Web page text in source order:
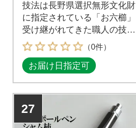
技法は長野県選択無形文化財
に指定されている「お六櫛」
受け継がれてきた職人の技を
感じられます。
（0件）
お届け日指定可
27